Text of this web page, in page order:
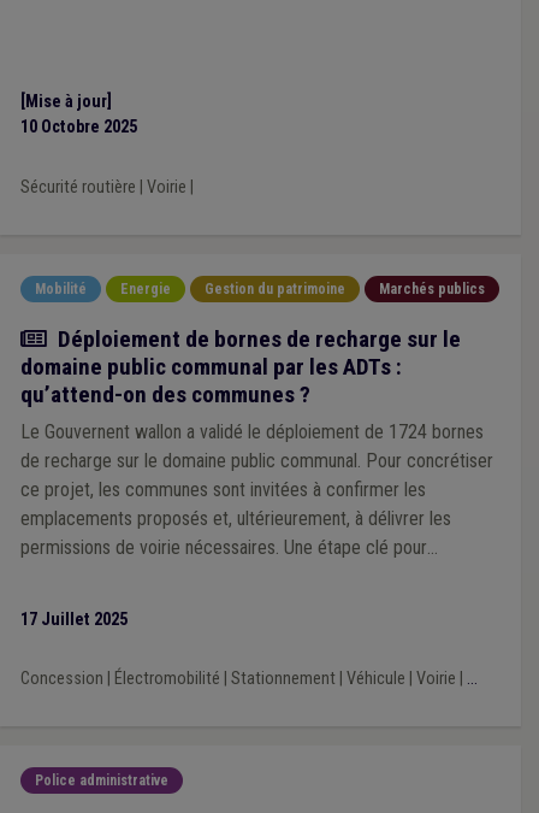
[Mise à jour]
10 Octobre 2025
Sécurité routière Voirie
Mobilité Energie Gestion du patrimoine Marchés publics
Article
Déploiement de bornes de recharge sur le
domaine public communal par les ADTs :
qu’attend-on des communes ?
Le Gouvernent wallon a validé le déploiement de 1724 bornes
de recharge sur le domaine public communal. Pour concrétiser
ce projet, les communes sont invitées à confirmer les
emplacements proposés et, ultérieurement, à délivrer les
permissions de voirie nécessaires. Une étape clé pour
17 Juillet 2025
Concession Électromobilité Stationnement| Véhicule Voirie ...
Police administrative